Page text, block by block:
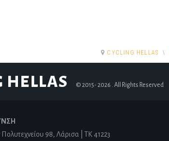
CYCLING HELLAS
HELLAS © 2015-2026 . All Rights Reserved
98, Λάρισα | ΤΚ 41223